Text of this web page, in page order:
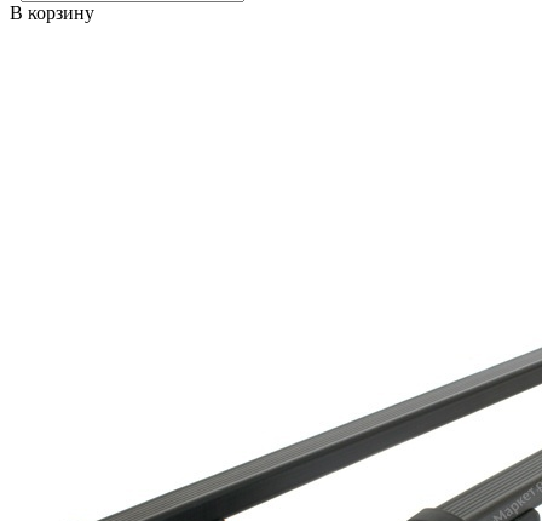
В корзину